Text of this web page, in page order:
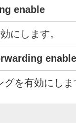
enable
にします。
enable
グを有効にしま